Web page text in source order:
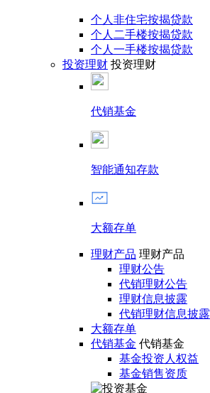
个人非住宅按揭贷款
个人二手楼按揭贷款
个人一手楼按揭贷款
投资理财 投资理财
代销基金
智能通知存款
大额存单
理财产品 理财产品
理财公告
代销理财公告
理财信息披露
代销理财信息披露
大额存单
代销基金 代销基金
基金投资人权益
基金销售资质